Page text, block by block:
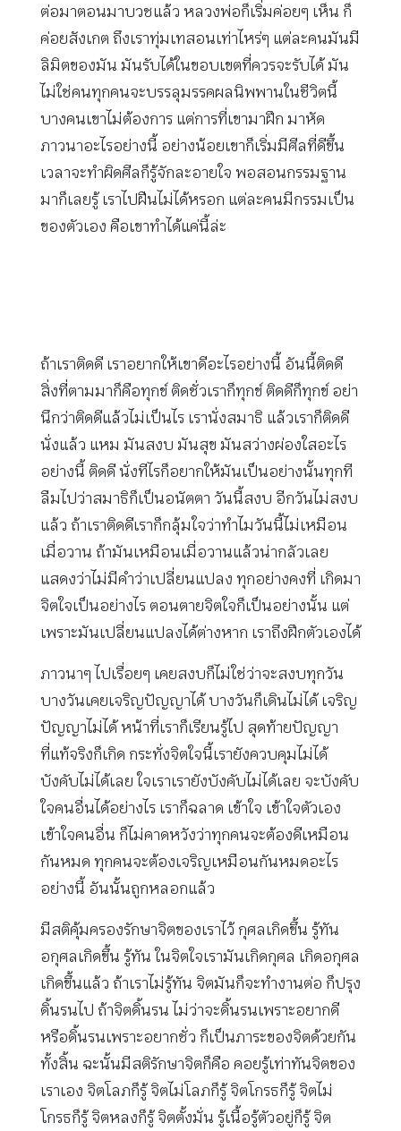
ต่อมาตอนมาบวชแล้ว หลวงพ่อก็เริ่มค่อยๆ เห็น ก็
ค่อยสังเกต ถึงเราทุ่มเทสอนเท่าไหร่ๆ แต่ละคนมันมี
ลิมิตของมัน มันรับได้ในขอบเขตที่ควรจะรับได้ มัน
ไม่ใช่คนทุกคนจะบรรลุมรรคผลนิพพานในชีวิตนี้
บางคนเขาไม่ต้องการ แต่การที่เขามาฝึก มาหัด
ภาวนาอะไรอย่างนี้ อย่างน้อยเขาก็เริ่มมีศีลที่ดีขึ้น
เวลาจะทำผิดศีลก็รู้จักละอายใจ พอสอนกรรมฐาน
มาก็เลยรู้ เราไปฝืนไม่ได้หรอก แต่ละคนมีกรรมเป็น
ของตัวเอง คือเขาทำได้แค่นี้ล่ะ
ถ้าเราติดดี เราอยากให้เขาดีอะไรอย่างนี้ อันนี้ติดดี
สิ่งที่ตามมาก็คือทุกข์ ติดชั่วเราก็ทุกข์ ติดดีก็ทุกข์ อย่า
นึกว่าติดดีแล้วไม่เป็นไร เรานั่งสมาธิ แล้วเราก็ติดดี
นั่งแล้ว แหม มันสงบ มันสุข มันสว่างผ่องใสอะไร
อย่างนี้ ติดดี นั่งทีไรก็อยากให้มันเป็นอย่างนั้นทุกที
ลืมไปว่าสมาธิก็เป็นอนัตตา วันนี้สงบ อีกวันไม่สงบ
แล้ว ถ้าเราติดดีเราก็กลุ้มใจว่าทำไมวันนี้ไม่เหมือน
เมื่อวาน ถ้ามันเหมือนเมื่อวานแล้วน่ากลัวเลย
แสดงว่าไม่มีคำว่าเปลี่ยนแปลง ทุกอย่างคงที่ เกิดมา
จิตใจเป็นอย่างไร ตอนตายจิตใจก็เป็นอย่างนั้น แต่
เพราะมันเปลี่ยนแปลงได้ต่างหาก เราถึงฝึกตัวเองได้
ภาวนาๆ ไปเรื่อยๆ เคยสงบก็ไม่ใช่ว่าจะสงบทุกวัน
บางวันเคยเจริญปัญญาได้ บางวันก็เดินไม่ได้ เจริญ
ปัญญาไม่ได้ หน้าที่เราก็เรียนรู้ไป สุดท้ายปัญญา
ที่แท้จริงก็เกิด กระทั่งจิตใจนี้เรายังควบคุมไม่ได้
บังคับไม่ได้เลย ใจเราเรายังบังคับไม่ได้เลย จะบังคับ
ใจคนอื่นได้อย่างไร เราก็ฉลาด เข้าใจ เข้าใจตัวเอง
เข้าใจคนอื่น ก็ไม่คาดหวังว่าทุกคนจะต้องดีเหมือน
กันหมด ทุกคนจะต้องเจริญเหมือนกันหมดอะไร
อย่างนี้ อันนั้นถูกหลอกแล้ว
มีสติคุ้มครองรักษาจิตของเราไว้ กุศลเกิดขึ้น รู้ทัน
อกุศลเกิดขึ้น รู้ทัน ในจิตใจเรามันเกิดกุศล เกิดอกุศล
เกิดขึ้นแล้ว ถ้าเราไม่รู้ทัน จิตมันก็จะทำงานต่อ ก็ปรุง
ดิ้นรนไป ถ้าจิตดิ้นรน ไม่ว่าจะดิ้นรนเพราะอยากดี
หรือดิ้นรนเพราะอยากชั่ว ก็เป็นภาระของจิตด้วยกัน
ทั้งสิ้น ฉะนั้นมีสติรักษาจิตก็คือ คอยรู้เท่าทันจิตของ
เราเอง จิตโลภก็รู้ จิตไม่โลภก็รู้ จิตโกรธก็รู้ จิตไม่
โกรธก็รู้ จิตหลงก็รู้ จิตตั้งมั่น รู้เนื้อรู้ตัวอยู่ก็รู้ จิต